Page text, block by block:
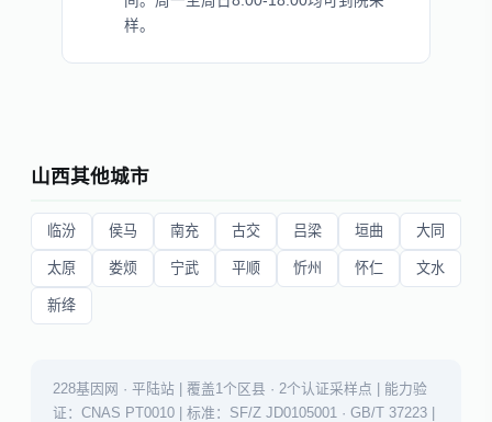
样。
山西其他城市
临汾 侯马 南充 古交 吕梁 垣曲 大同
太原 娄烦 宁武 平顺 忻州 怀仁 文水
新绛
228基因网 · 平陆站 | 覆盖1个区县 · 2个认证采样点 | 能力验
证：CNAS PT0010 | 标准：SF/Z JD0105001 · GB/T 37223 |